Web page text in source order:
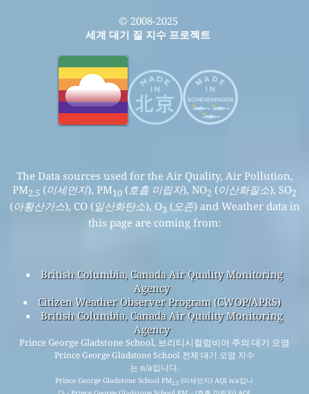
© 2008-2025
세계 대기 질 지수 프로젝트
The Data sources used for the Air Quality, Air Pollution,
PM2.5 (미세먼지), PM10 ( 호흡 미립자), NO2 (이산화질소), SO2
(아황산가스), CO (일산화탄소), O3 (오존) and Weather data in
this page are coming from:
British Columbia, Canada Air Quality Monitoring
Agency
Citizen Weather Observer Program (CWOP/APRS)
British Columbia, Canada Air Quality Monitoring
Agency
Prince George Gladstone School, 브리티시컬럼비아 주의 대기 오염
Prince George Gladstone School 전체 대기 오염 지수
는 n/a입니다.
Prince George Gladstone School PM2.5 (미세먼지) AQI n/a입니